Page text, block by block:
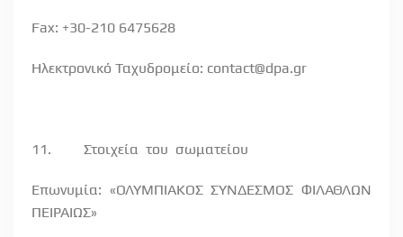
Fax: +30-210 6475628
Ηλεκτρονικό Ταχυδρομείο: contact@dpa.gr
11. Στοιχεία του σωματείου
Επωνυμία: «ΟΛΥΜΠΙΑΚΟΣ ΣΥΝΔΕΣΜΟΣ ΦΙΛΑΘΛΩΝ
ΠΕΙΡΑΙΩΣ»